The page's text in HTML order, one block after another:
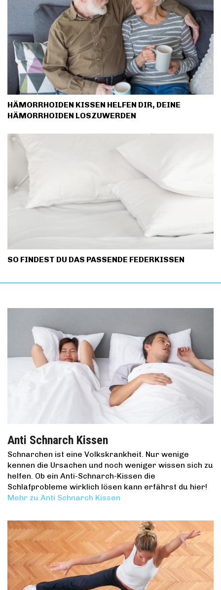
HÄMORRHOIDEN KISSEN HELFEN DIR, DEINE
HÄMORRHOIDEN LOSZUWERDEN
SO FINDEST DU DAS PASSENDE FEDERKISSEN
Anti Schnarch Kissen
Schnarchen ist eine Volkskrankheit. Nur wenige
kennen die Ursachen und noch weniger wissen sich zu
helfen. Ob ein Anti-Schnarch-Kissen die
Schlafprobleme wirklich lösen kann erfährst du hier!
Mehr zu Anti Schnarch Kissen